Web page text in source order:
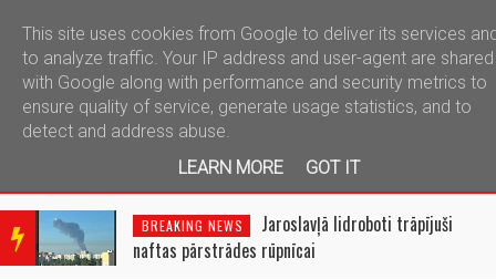
telegram
BRE
AKIN
NEW
BREAKING NEWS
Jaroslavļā lidroboti trāpījuši
naftas pārstrādes rūpnīcai
This site uses cookies from Google to deliver its services
to analyze traffic. Your IP address and user-agent are shared
with Google along with performance and security metrics to
ensure quality of service, generate usage statistics, and to
detect and address abuse.
LEARN MORE
GOT IT